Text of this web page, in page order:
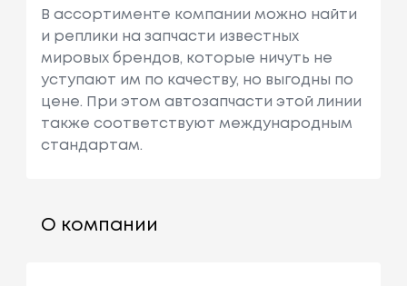
В ассортименте компании можно найти
и реплики на запчасти известных
мировых брендов, которые ничуть не
уступают им по качеству, но выгодны по
цене. При этом автозапчасти этой линии
также соответствуют международным
стандартам.
О компании